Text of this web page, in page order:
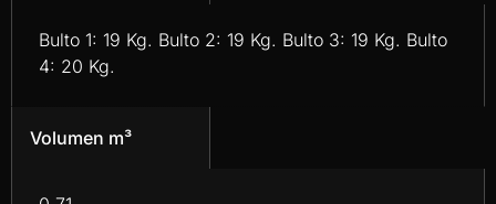
Bulto 1: 19 Kg. Bulto 2: 19 Kg. Bulto 3: 19 Kg. Bulto
4: 20 Kg.
Volumen m³